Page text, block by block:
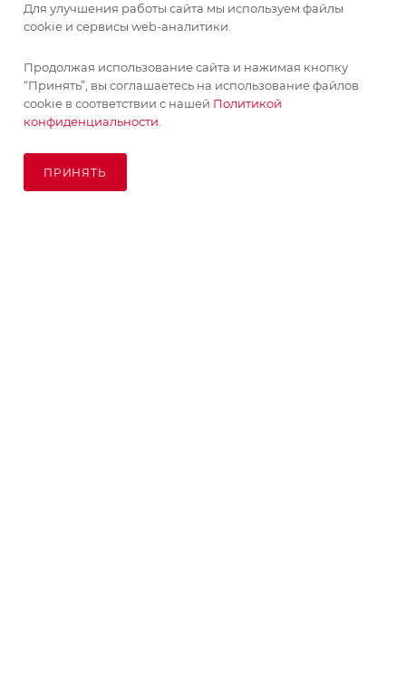
Для улучшения работы сайта мы используем файлы
cookie и сервисы web-аналитики.
Продолжая использование сайта и нажимая кнопку
“Принять”, вы соглашаетесь на использование файлов
cookie в соответствии с нашей Политикой
конфиденциальности.
ПРИНЯТЬ